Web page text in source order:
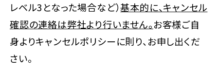
レベル3となった場合など）基本的に、キャンセル
確認の連絡は弊社より行いません。お客様ご自
身よりキャンセルポリシーに則り、お申し出くだ
さい。